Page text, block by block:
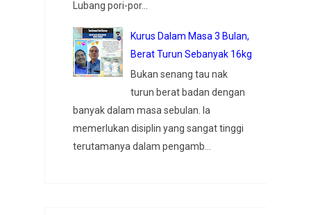
Lubang pori-por...
Kurus Dalam Masa 3 Bulan,
Berat Turun Sebanyak 16kg
Bukan senang tau nak
turun berat badan dengan
banyak dalam masa sebulan. Ia
memerlukan disiplin yang sangat tinggi
terutamanya dalam pengamb...